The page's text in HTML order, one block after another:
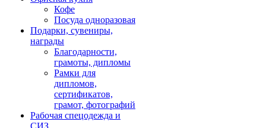
Кофе
Посуда одноразовая
Подарки, сувениры,
награды
Благодарности,
грамоты, дипломы
Рамки для
дипломов,
сертификатов,
грамот, фотографий
Рабочая спецодежда и
СИЗ